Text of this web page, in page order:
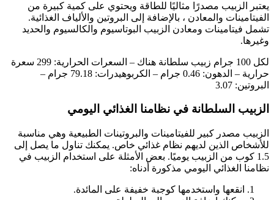
يعتبر الزبيب مصدرًا مثاليًا للطاقة ويحتوي على كمية كبيرة من
الفيتامينات والمعادن ، بالإضافة إلى البروتين والألياف الغذائية.
تشمل فيتامينات ومعادن الزبيب البوتاسيوم والكالسيوم والحديد
وغيرها.
لكل 100 جرام زبيب سلطانة هناك – السعرات الحرارية: 299 سعرة
حرارية – الدهون: 0.46 جرام – الكربوهيدرات: 79.18 جرام –
البروتين: 3.07
الزبيب السلطانة في نظامنا الغذائي اليومي
الزبيب مصدر كبير للفيتامينات والبروتينات الطبيعية وهي مناسبة
للأشخاص الذين لديهم نظام غذائي خاص. يمكنك تناول ما يصل إلى
1.5 كوب من الزبيب يوميًا. بعض الأمثلة على استخدام الزبيب في
نظامنا الغذائي اليومي مذكورة أدناه:
انقعها واستخدمها كوجبة خفيفة على المائدة.